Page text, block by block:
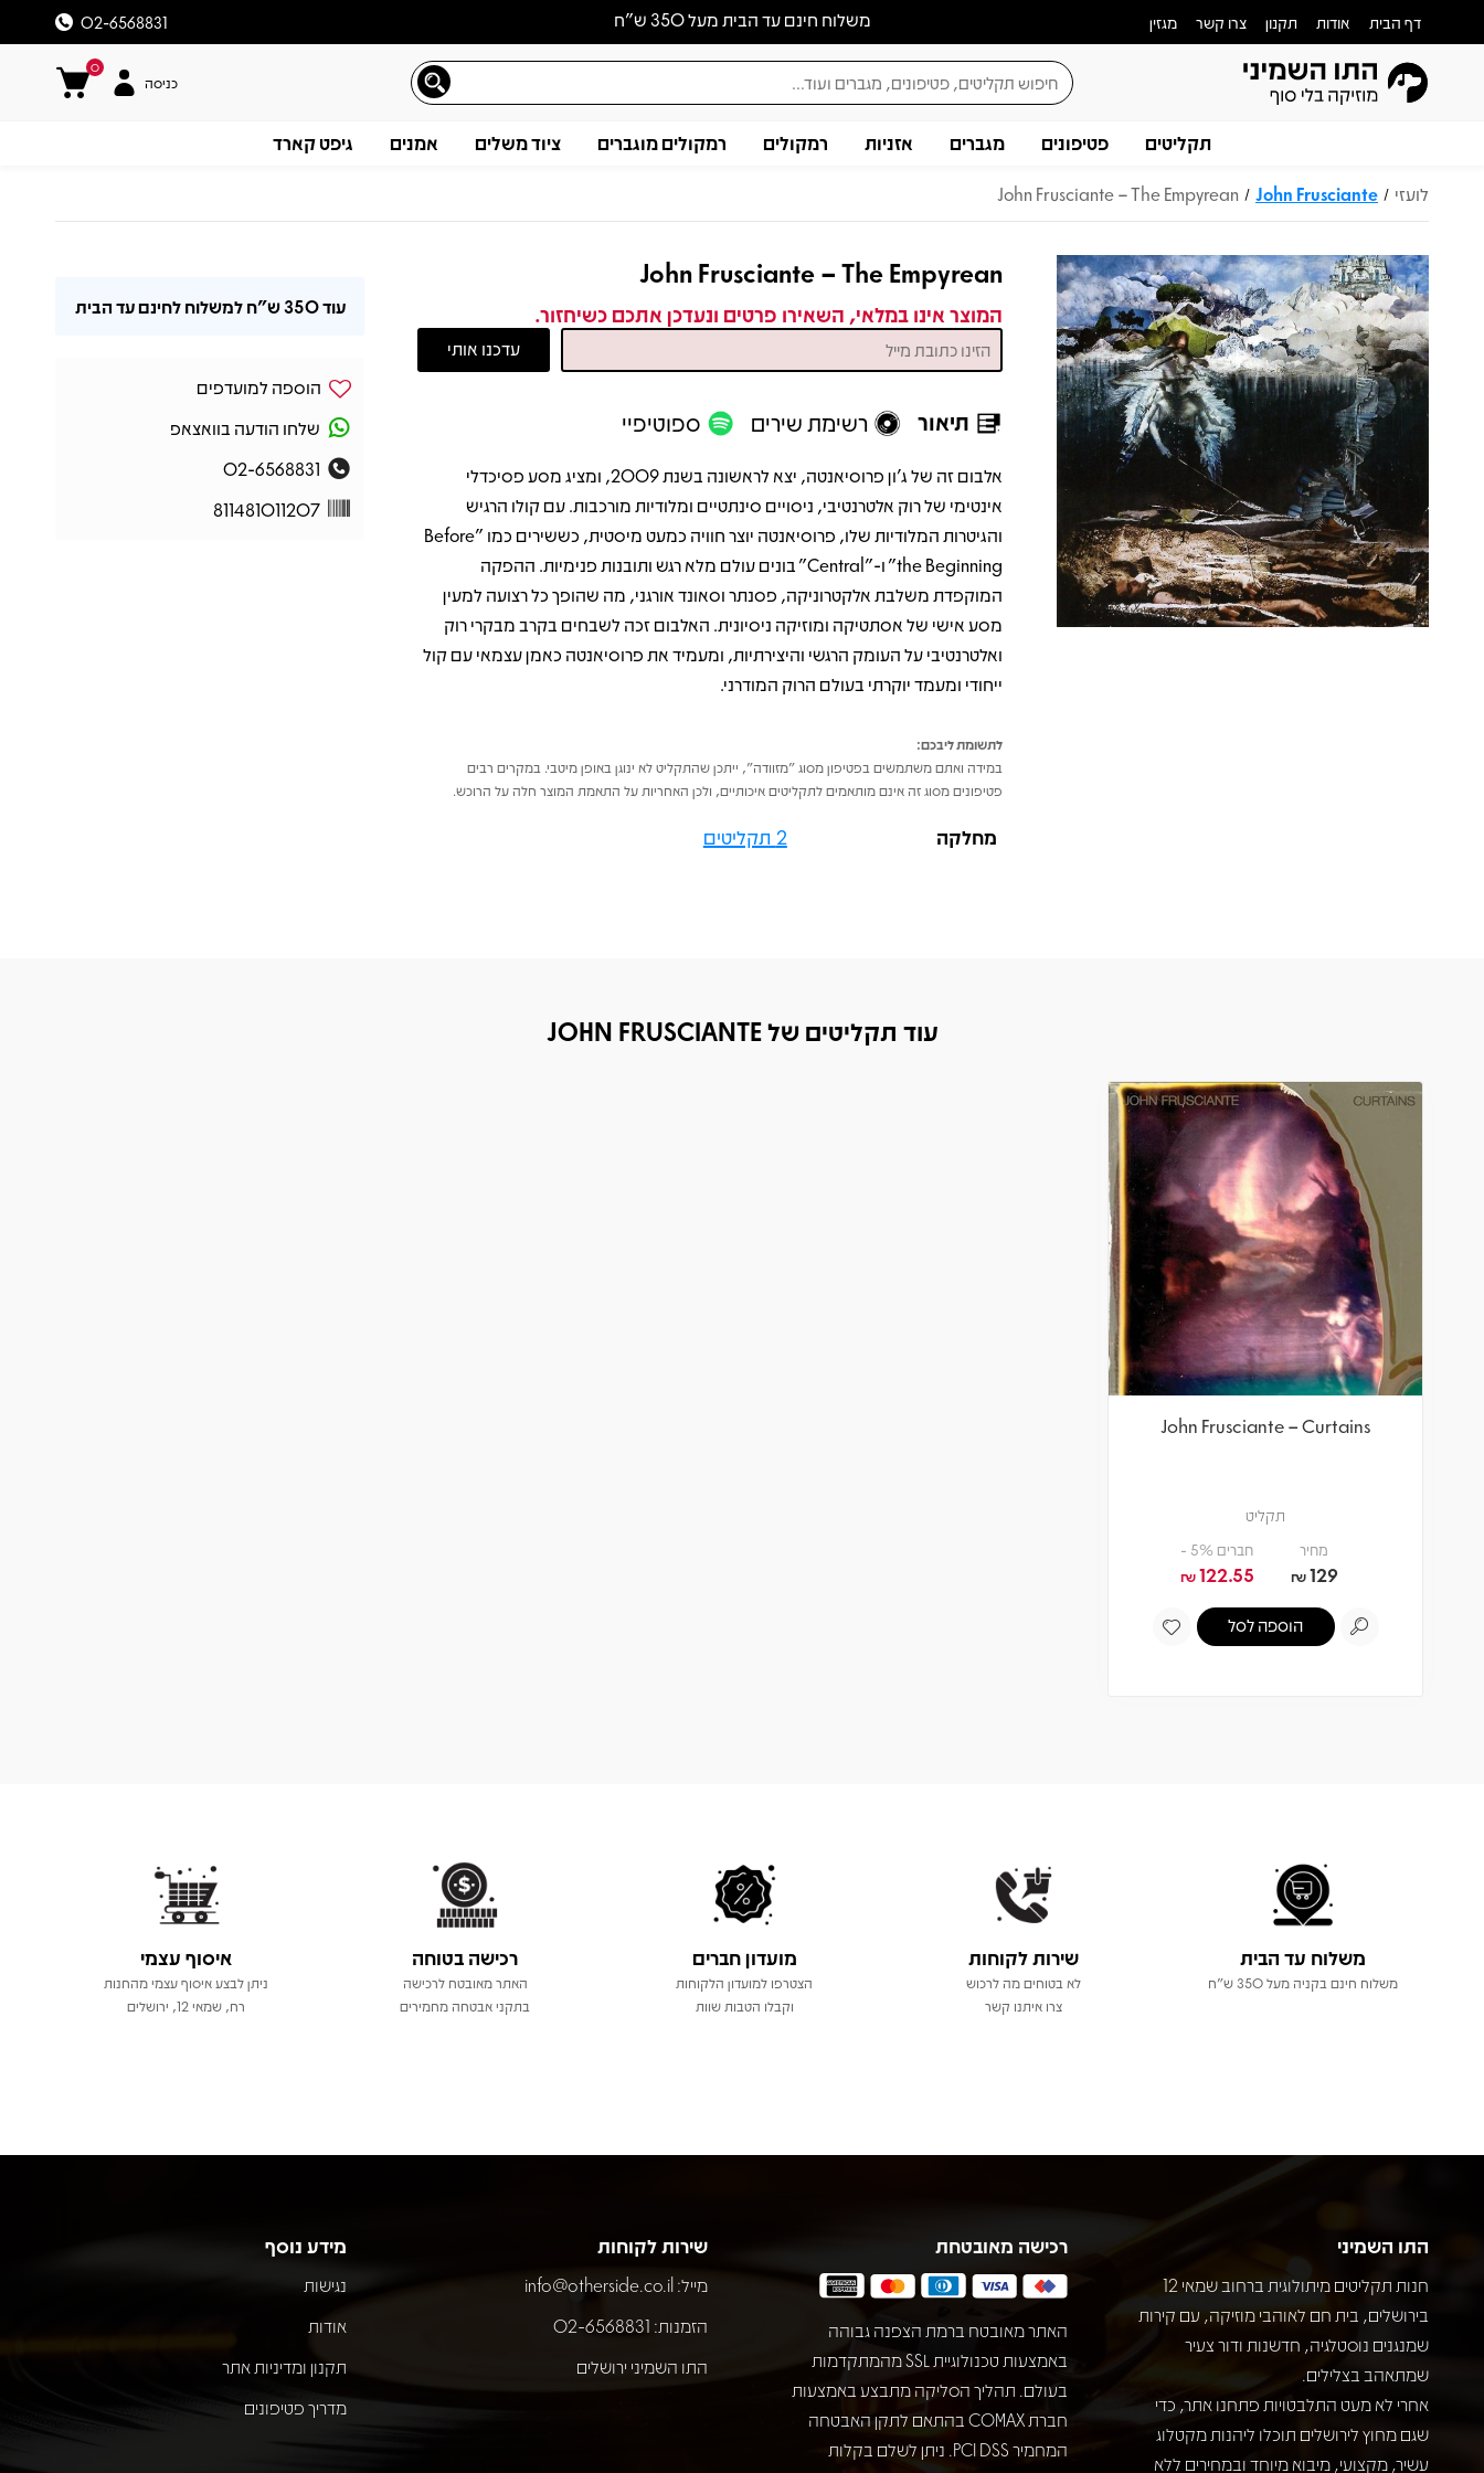
משלוח חינם עד הבית מעל 350 ש״ח דף הבית אודות תקנון צרו קשר מגזין 02-6568831
0
כניסה
תקליטים פטיפונים מגברים אזניות רמקולים רמקולים מוגברים ציוד משלים אמנים גיפט קארד
לועזי /
John Frusciante
/
John Frusciante – The Empyrean
John Frusciante – The Empyrean
המוצר אינו במלאי, השאירו פרטים ונעדכן אתכם כשיחזור.
תיאור רשימת שירים ספוטיפיי
תיאוראלבום זה של ג'ון פרוסיאנטה, יצא לראשונה בשנת 2009, ומציג מסע פסיכדלי
אינטימי של רוק אלטרנטיבי, ניסויים סינתטיים ומלודיות מורכבות. עם קולו הרגיש
והגיטרות המלודיות שלו, פרוסיאנטה יוצר חוויה כמעט מיסטית, כששירים כמו "Before
the Beginning" ו-"Central" בונים עולם מלא רגש ותובנות פנימיות. ההפקה
המוקפדת משלבת אלקטרוניקה, פסנתר וסאונד אורגני, מה שהופך כל רצועה למעין
מסע אישי של אסתטיקה ומוזיקה ניסיונית. האלבום זכה לשבחים בקרב מבקרי רוק
ואלטרנטיבי על העומק הרגשי והיצירתיות, ומעמיד את פרוסיאנטה כאמן עצמאי עם קול
ייחודי ומעמד יוקרתי בעולם הרוק המודרני.
לתשומת ליבכם:
במידה ואתם משתמשים בפטיפון מסוג "מזוודה", ייתכן שהתקליט לא ינוגן באופן מיטבי. במקרים רבים
פטיפונים מסוג זה אינם מותאמים לתקליטים איכותיים, ולכן האחריות על התאמת המוצר חלה על הרוכש.
מחלקה 2 תקליטים
עוד350 ש"ח למשלוח לחינם עד הבית
הוספה למועדפים
שלחו הודעה בוואצאפ
02-6568831
811481011207
עוד תקליטים של JOHN FRUSCIANTE
John Frusciante – Curtains
תקליט
מחיר
129
₪
חברים 5% -
122.55
₪
הוספה לסל
משלוח עד הבית
משלוח חינם בקניה מעל 350 ש"ח
שירות לקוחות
לא בטוחים מה לרכוש
צרו איתנו קשר
מועדון חברים
הצטרפו למועדון הלקוחות
וקבלו הטבות שוות
רכישה בטוחה
האתר מאובטח לרכישה
בתקני אבטחה מחמירים
איסוף עצמי
ניתן לבצע איסוף עצמי מהחנות
רח, שמאי 12, ירושלים
התו השמיני
חנות תקליטים מיתולוגית ברחוב שמאי 12
בירושלים, בית חם לאוהבי מוזיקה, עם קירות
שמנגנים נוסטלגיה, חדשנות ודור צעיר
שמתאהב בצלילים.
אחרי לא מעט התלבטויות פתחנו אתר, כדי
שגם מחוץ לירושלים תוכלו ליהנות מקטלוג
עשיר, מקצועי, מיבוא מיוחד ובמחירים ללא
רכישה מאובטחת
האתר מאובטח ברמת הצפנה גבוהה
באמצעות טכנולוגיית SSL מהמתקדמות
בעולם. תהליך הסליקה מתבצע באמצעות
חברת COMAX בהתאם לתקן האבטחה
המחמיר PCI DSS. ניתן לשלם בקלות
שירות לקוחות
מייל: info@otherside.co.il
הזמנות: 02-6568831
התו השמיני ירושלים
מידע נוסף
נגישות
אודות
תקנון ומדיניות אתר
מדריך פטיפונים